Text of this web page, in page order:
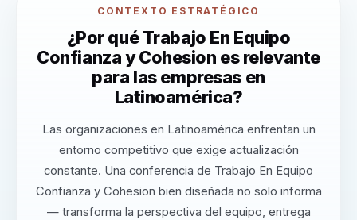
CONTEXTO ESTRATÉGICO
¿Por qué Trabajo En Equipo
Confianza y Cohesion es relevante
para las empresas en
Latinoamérica?
Las organizaciones en Latinoamérica enfrentan un
entorno competitivo que exige actualización
constante. Una conferencia de Trabajo En Equipo
Confianza y Cohesion bien diseñada no solo informa
— transforma la perspectiva del equipo, entrega